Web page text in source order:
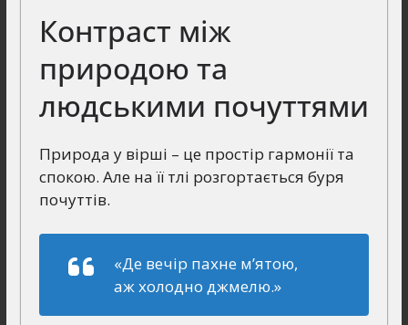
Контраст між
природою та
людськими почуттями
Природа у вірші – це простір гармонії та
спокою. Але на її тлі розгортається буря
почуттів.
«Де вечір пахне м’ятою,
аж холодно джмелю.»